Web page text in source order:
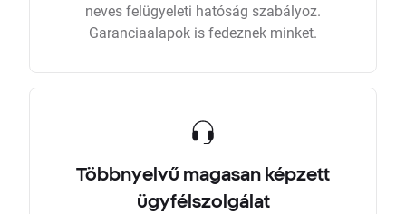
neves felügyeleti hatóság szabályoz.
Garanciaalapok is fedeznek minket.
Többnyelvű magasan képzett
ügyfélszolgálat